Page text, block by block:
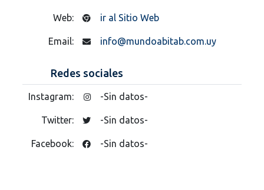
Web: ir al Sitio Web
Email: info@mundoabitab.com.uy
Redes sociales
Instagram: -Sin datos-
Twitter: -Sin datos-
Facebook: -Sin datos-